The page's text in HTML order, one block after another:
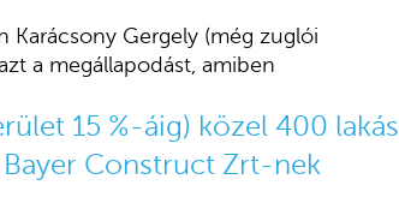
Karácsony Gergely (még zuglói
a megállapodást, amiben
15 %-áig) közel 400 lakás
Construct Zrt-nek